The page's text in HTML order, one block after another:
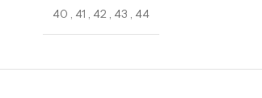
40 , 41 , 42 , 43 , 44